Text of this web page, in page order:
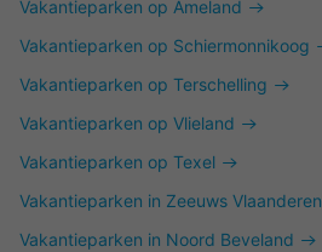
Vakantieparken op Ameland
Vakantieparken op Schiermonnikoog
Vakantieparken op Terschelling
Vakantieparken op Vlieland
Vakantieparken op Texel
Vakantieparken in Zeeuws Vlaanderen
Vakantieparken in Noord Beveland